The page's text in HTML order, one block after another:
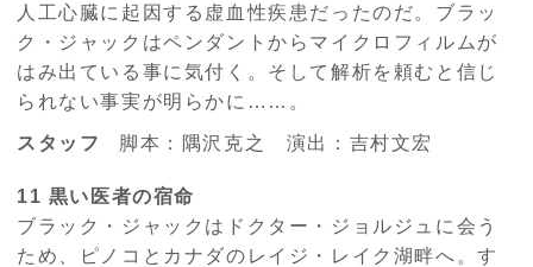
人工心臓に起因する虚血性疾患だったのだ。ブラッ
ク・ジャックはペンダントからマイクロフィルムが
はみ出ている事に気付く。そして解析を頼むと信じ
られない事実が明らかに……。
スタッフ 脚本：隅沢克之 演出：吉村文宏
11 黒い医者の宿命
ブラック・ジャックはドクター・ジョルジュに会う
ため、ピノコとカナダのレイジ・レイク湖畔へ。す